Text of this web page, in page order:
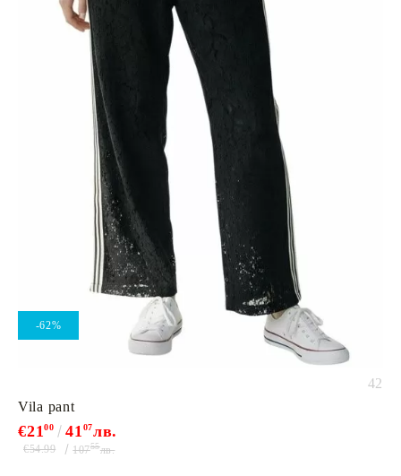
-62%
42
Vila pant
€2100 4107лв.
€54.99 10755лв.